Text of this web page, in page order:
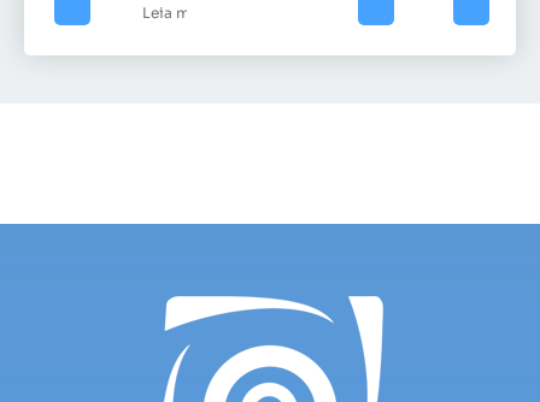
Leia mais